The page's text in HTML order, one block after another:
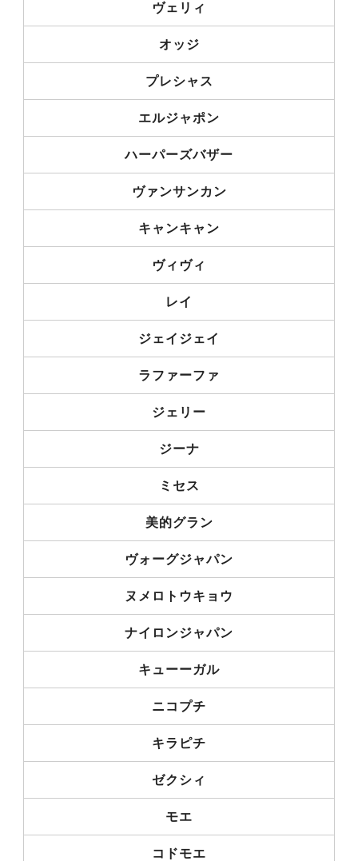
ヴェリィ
オッジ
プレシャス
エルジャポン
ハーパーズバザー
ヴァンサンカン
キャンキャン
ヴィヴィ
レイ
ジェイジェイ
ラファーファ
ジェリー
ジーナ
ミセス
美的グラン
ヴォーグジャパン
ヌメロトウキョウ
ナイロンジャパン
キューーガル
ニコプチ
キラピチ
ゼクシィ
モエ
コドモエ